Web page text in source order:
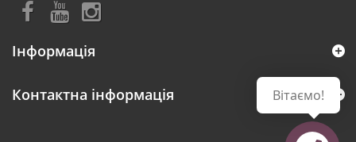
Інформація
Контактна інформація Вітаємо!